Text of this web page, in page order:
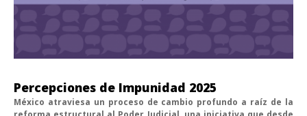
Percepciones de Impunidad 2025
México atraviesa un proceso de cambio profundo a raíz de la